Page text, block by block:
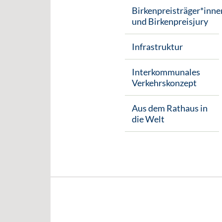
und Birkenpreisjury
Infrastruktur
Interkommunales
Verkehrskonzept
Aus dem Rathaus in
die Welt